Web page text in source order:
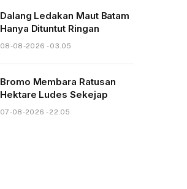
Dalang Ledakan Maut Batam
Hanya Dituntut Ringan
08-08-2026 - 03.05
Bromo Membara Ratusan
Hektare Ludes Sekejap
07-08-2026 - 22.05